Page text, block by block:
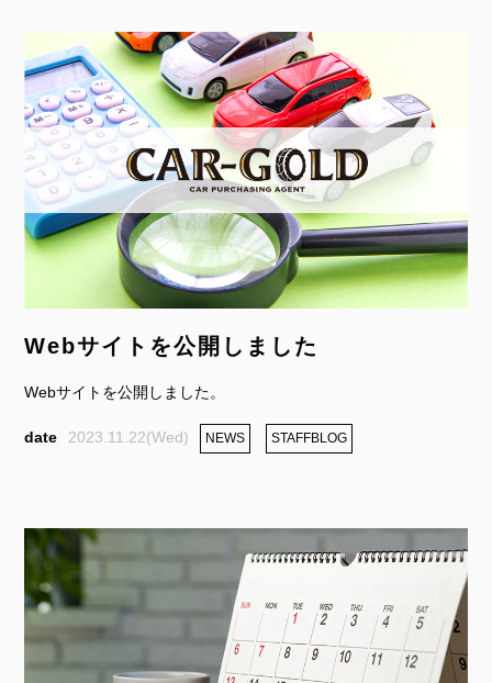
Webサイトを公開しました
Webサイトを公開しました。
2023.11.22(Wed) NEWS STAFFBLOG